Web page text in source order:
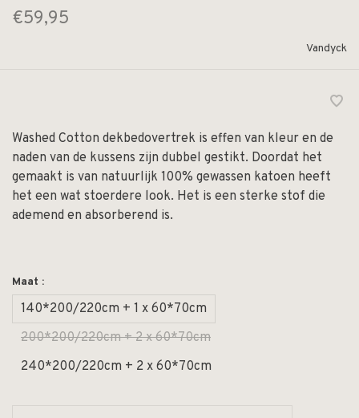
€59,95
Vandyck
Washed Cotton dekbedovertrek is effen van kleur en de
naden van de kussens zijn dubbel gestikt. Doordat het
gemaakt is van natuurlijk 100% gewassen katoen heeft
het een wat stoerdere look. Het is een sterke stof die
ademend en absorberend is.
Maat :
140*200/220cm + 1 x 60*70cm
200*200/220cm + 2 x 60*70cm
240*200/220cm + 2 x 60*70cm